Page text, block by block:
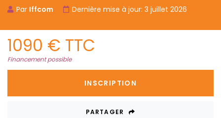
Par Iffcom Dernière mise à jour: 3 juillet 2026
1090 € TTC
Financement possible
INSCRIPTION
PARTAGER